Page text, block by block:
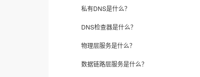
私有DNS是什么？
DNS检查器是什么？
物理层服务是什么？
数据链路层服务是什么？